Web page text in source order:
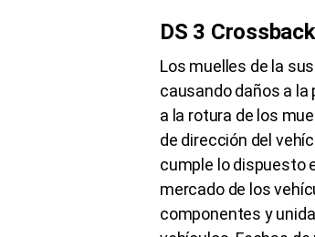
DS 3
Los muelles de la
causando daños a
a la rotura de los
de dirección del
cumple lo dispuesto
mercado de los
componentes y